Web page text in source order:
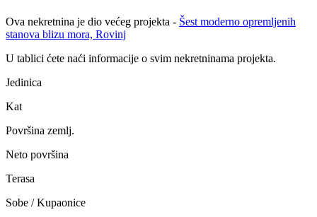
Ova nekretnina je dio većeg projekta - Šest moderno opremljenih
stanova blizu mora, Rovinj
U tablici ćete naći informacije o svim nekretninama projekta.
Jedinica
Kat
Površina zemlj.
Neto površina
Terasa
Sobe / Kupaonice